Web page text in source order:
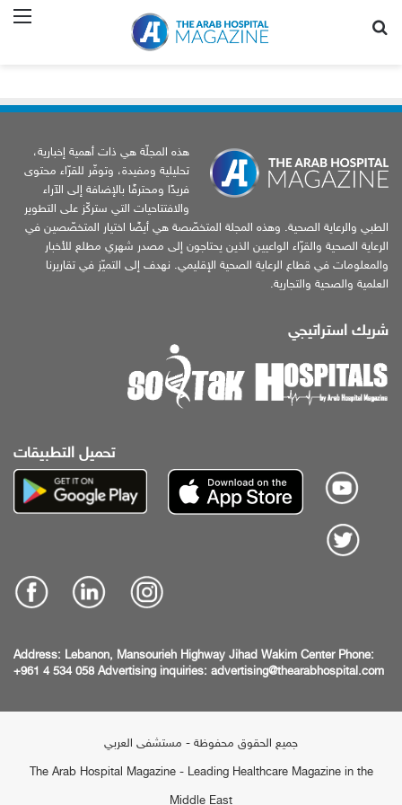
هذه المجلّة هي ذات أهمية إخبارية،
تحليلية ومفيدة، وتوفّر للقرّاء محتوى
فريدًا ومحترفًا بالإضافة إلى الآراء
والافتتاحيات التي ستركّز على التطوير
الطبي والرعاية الصحية. وهذه المجلة المتخصّصة هي أيضًا اختيار المتخصّصين في
الرعاية الصحية والقرّاء الواعيين الذين يحتاجون إلى مصدر شهري مطلع للأخبار
والمعلومات في قطاع الرعاية الصحية الإقليمي. نهدف إلى التميّز في تقاريرنا
العلمية والصحية والتجارية.
شريك استراتيجي
تحميل التطبيقات
Address: Lebanon, Mansourieh Highway Jihad Wakim Center Phone:
+961 4 534 058 Advertising inquiries: advertising@thearabhospital.com
جميع الحقوق محفوظة - مستشفى العربي
The Arab Hospital Magazine - Leading Healthcare Magazine in the
Middle East